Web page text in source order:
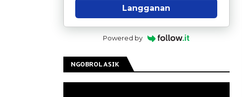
Langganan
Powered by
NGOBROL ASIK